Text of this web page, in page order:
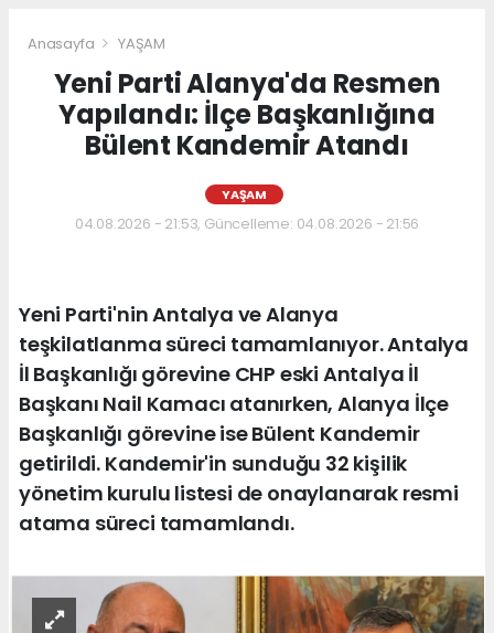
Anasayfa YAŞAM
Yeni Parti Alanya'da Resmen
Yapılandı: İlçe Başkanlığına
Bülent Kandemir Atandı
YAŞAM
04.08.2026 - 21:53, Güncelleme: 04.08.2026 - 21:56
Yeni Parti'nin Antalya ve Alanya
teşkilatlanma süreci tamamlanıyor. Antalya
İl Başkanlığı görevine CHP eski Antalya İl
Başkanı Nail Kamacı atanırken, Alanya İlçe
Başkanlığı görevine ise Bülent Kandemir
getirildi. Kandemir'in sunduğu 32 kişilik
yönetim kurulu listesi de onaylanarak resmi
atama süreci tamamlandı.